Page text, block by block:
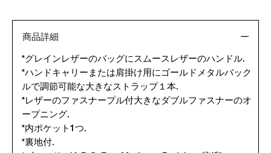
商品詳細
*グレインレザーのバッグにスムースレザーのハンドル.
*ハンドキャリーまたは肩掛け用にゴールドメタルバック
ルで調節可能な大きなストラップ１本.
*レザーのファスナープル付大きなダブルファスナーのオ
ープニング.
*内ポケット1つ.
*裏地付.